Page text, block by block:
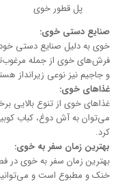
پل قطور خوی
صنایع دستی خوی:
خوی به دلیل صنایع دستی
فرش‌های خوی از جمله
و جاجیم نیز نوعی زیرانداز
غذاهای خوی:
غذاهای خوی از تنوع بالایی
می‌توان به آش دوغ، کباب
کرد.
بهترین زمان سفر به خوی:
بهترین زمان سفر به خوی در
خنک و مطبوع است و